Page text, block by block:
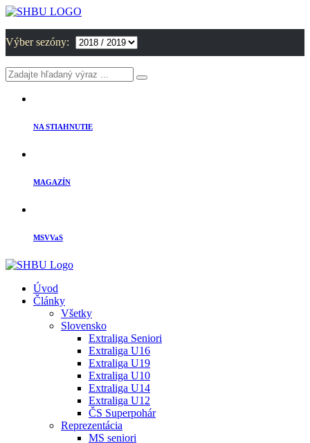
Výber sezóny:
NA STIAHNUTIE
MAGAZÍN
MSVVaS
Úvod
Články
Všetky
Slovensko
Extraliga Seniori
Extraliga U16
Extraliga U19
Extraliga U10
Extraliga U14
Extraliga U12
ČS Superpohár
Reprezentácia
MS seniori